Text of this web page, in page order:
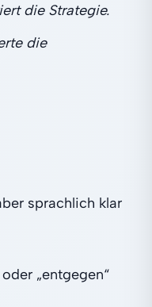
die Strategie.
die
sprachlich klar
„entgegen“